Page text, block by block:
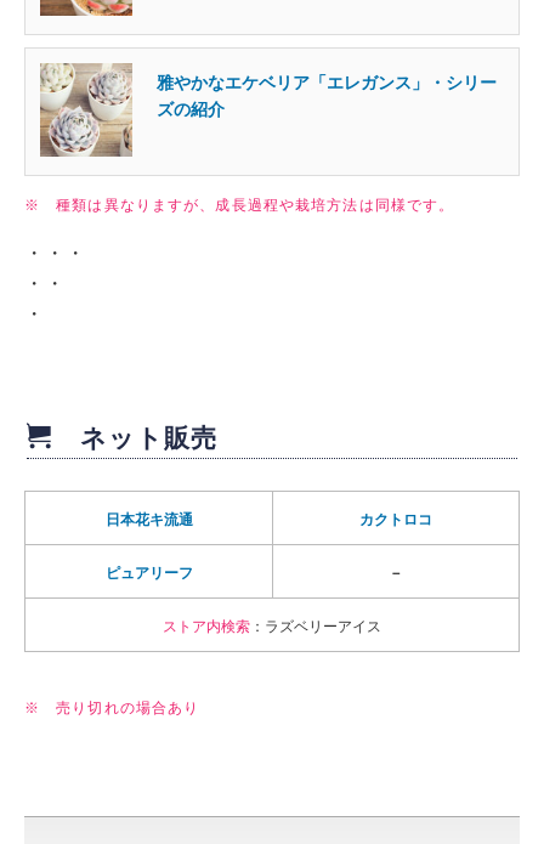
雅やかなエケベリア「エレガンス」・シリー
ズの紹介
※ 種類は異なりますが、成長過程や栽培方法は同様です。
・・・
・・
・
ネット販売
日本花キ流通 カクトロコ
ピュアリーフ －
ストア内検索 ：ラズベリーアイス
※ 売り切れの場合あり